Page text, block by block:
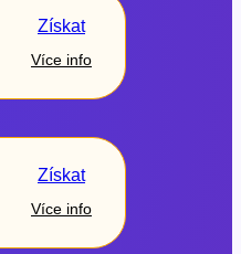
Získat
Více info
Získat
Více info